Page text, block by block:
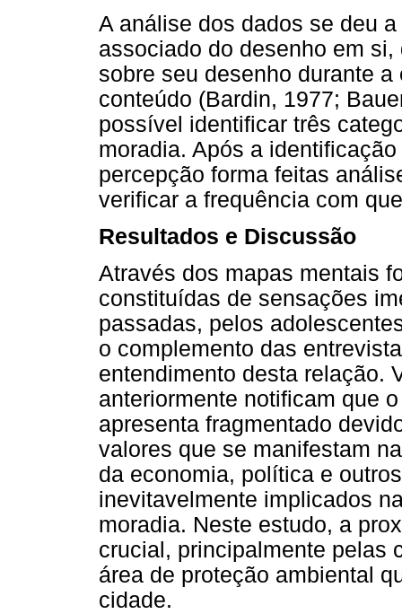
A análise dos dados se deu
associado do desenho em
sobre seu desenho durante
conteúdo (Bardin, 1977;
possível identificar três
moradia. Após a
percepção forma feitas
verificar a frequência com
Resultados e Discussão
Através dos mapas mentais
constituídas de sensações
passadas, pelos
o complemento das
entendimento desta relação.
anteriormente notificam que
apresenta fragmentado
valores que se manifestam
da economia, política e
inevitavelmente implicados
moradia. Neste estudo, a
crucial, principalmente pelas
área de proteção ambiental
cidade.